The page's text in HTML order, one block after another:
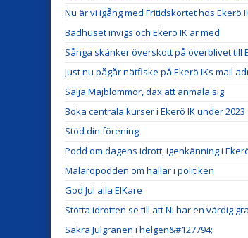
Nu är vi igång med Fritidskortet hos Ekerö
Badhuset invigs och Ekerö IK är med
Sånga skänker överskott på överblivet till
Just nu pågår nätfiske på Ekerö IKs mail
Sälja Majblommor, dax att anmäla sig
Boka centrala kurser i Ekerö IK under 2023
Stöd din förening
Podd om dagens idrott, igenkänning i
Mälaröpodden om hallar i politiken
God Jul alla EIKare
Stötta idrotten se till att Ni har en värdig
Säkra Julgranen i helgen&#127794;